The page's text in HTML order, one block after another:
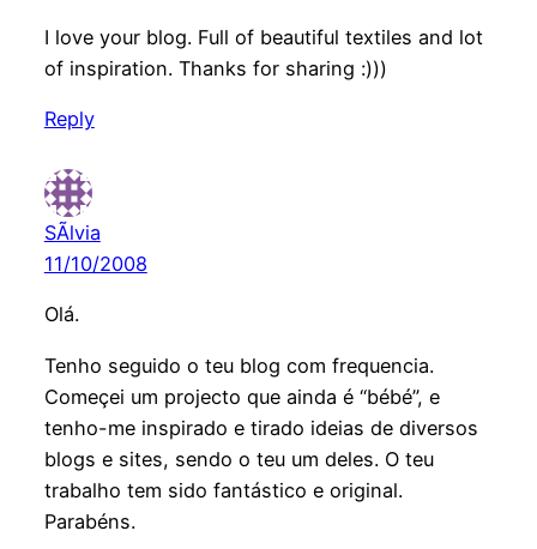
I love your blog. Full of beautiful textiles and lot
of inspiration. Thanks for sharing :)))
Reply
SÃ­lvia
11/10/2008
Olá.
Tenho seguido o teu blog com frequencia.
Começei um projecto que ainda é “bébé”, e
tenho-me inspirado e tirado ideias de diversos
blogs e sites, sendo o teu um deles. O teu
trabalho tem sido fantástico e original.
Parabéns.